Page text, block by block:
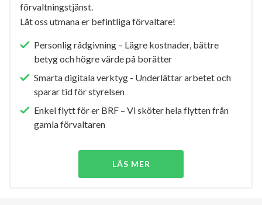
förvaltningstjänst.
Låt oss utmana er befintliga förvaltare!
Personlig rådgivning – Lägre kostnader, bättre
betyg och högre värde på borätter
Smarta digitala verktyg - Underlättar arbetet och
sparar tid för styrelsen
Enkel flytt för er BRF – Vi sköter hela flytten från
gamla förvaltaren
LÄS MER